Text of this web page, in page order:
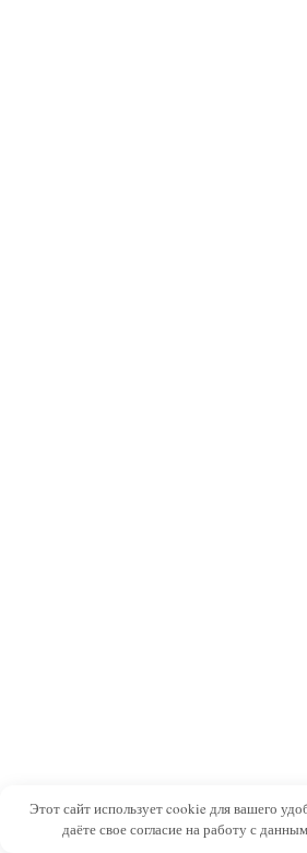
Этот сайт использует cookie для вашего
даёте свое согласие на работу с